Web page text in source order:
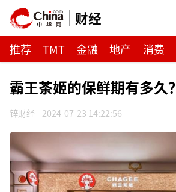
财经
推荐 TMT 金融 地产 消费
霸王茶姬的保鲜期有多久？
锌财经 2024-07-23 14:22:56